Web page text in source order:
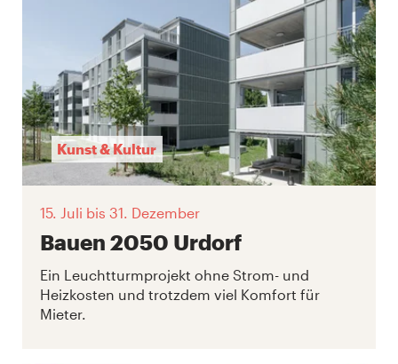
Kunst & Kultur
15. Juli bis 31. Dezember
Bauen 2050 Urdorf
Ein Leuchtturmprojekt ohne Strom- und
Heizkosten und trotzdem viel Komfort für
Mieter.